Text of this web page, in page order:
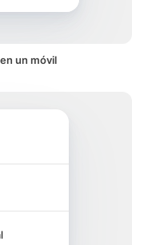
un móvil